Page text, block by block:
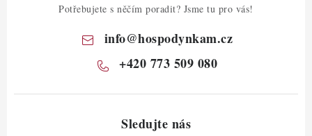
Potřebujete s něčím poradit? Jsme tu pro vás!
info@hospodynkam.cz
+420 773 509 080